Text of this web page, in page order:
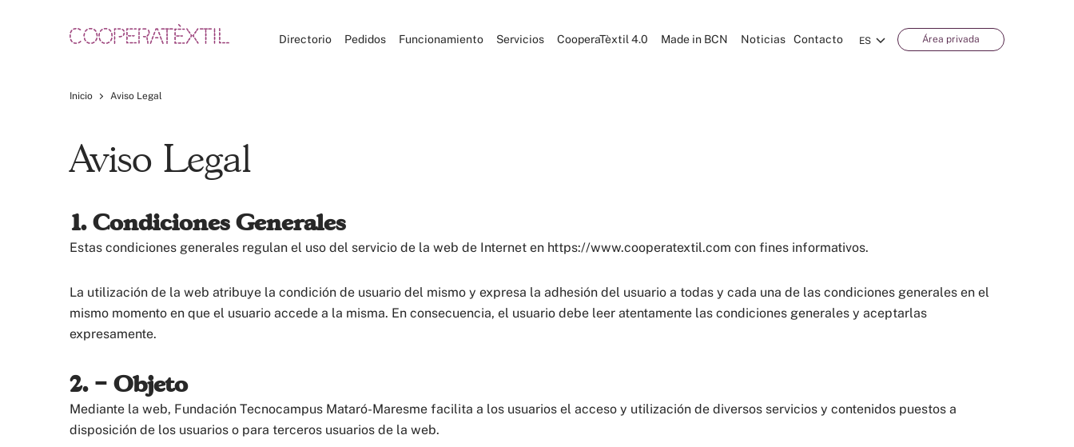
ES Área privada
Directorio Pedidos Funcionamiento Servicios CooperaTèxtil 4.0 Made in BCN Noticias Contacto
Inicio Aviso Legal
Aviso Legal
1. Condiciones Generales
Estas condiciones generales regulan el uso del servicio de la web de Internet en https://www.cooperatextil.com con fines informativos.
La utilización de la web atribuye la condición de usuario del mismo y expresa la adhesión del usuario a todas y cada una de las condiciones generales en el
mismo momento en que el usuario accede a la misma. En consecuencia, el usuario debe leer atentamente las condiciones generales y aceptarlas
expresamente.
2. – Objeto
Mediante la web, Fundación Tecnocampus Mataró-Maresme facilita a los usuarios el acceso y utilización de diversos servicios y contenidos puestos a
disposición de los usuarios o para terceros usuarios de la web.